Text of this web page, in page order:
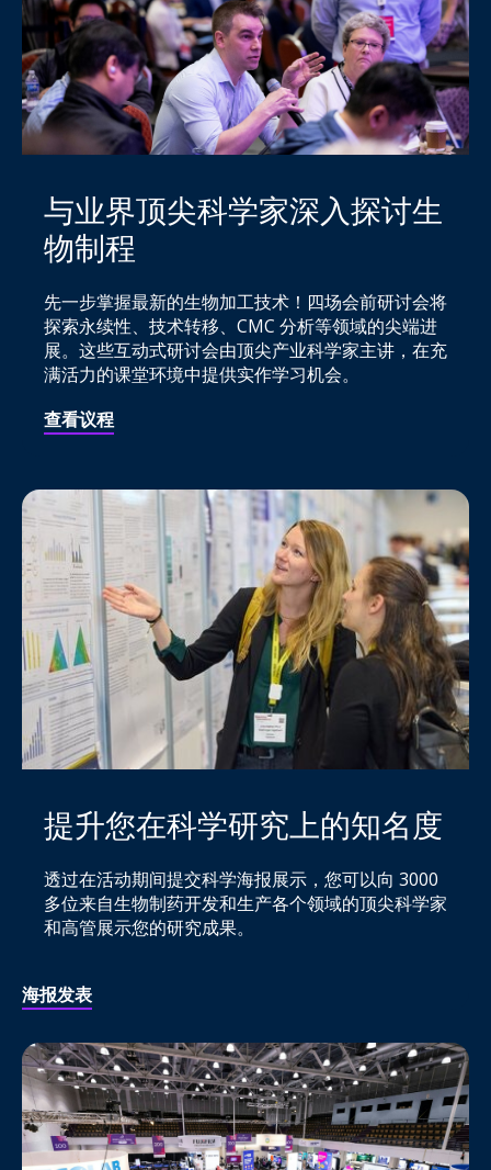
与业界顶尖科学家深入探讨生
物制程
先一步掌握最新的生物加工技术！四场会前研讨会将
探索永续性、技术转移、CMC 分析等领域的尖端进
展。这些互动式研讨会由顶尖产业科学家主讲，在充
满活力的课堂环境中提供实作学习机会。
查看议程
提升您在科学研究上的知名度
透过在活动期间提交科学海报展示，您可以向 3000
多位来自生物制药开发和生产各个领域的顶尖科学家
和高管展示您的研究成果。
海报发表